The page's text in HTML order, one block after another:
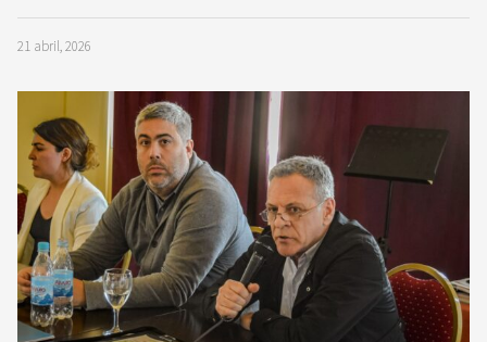
21 abril, 2026